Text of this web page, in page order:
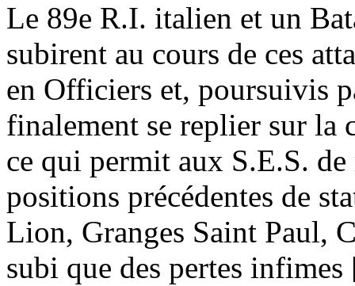
Le 89e R.I. italien et un
subirent au cours de ces
en Officiers et, poursuivis
finalement se replier sur la
ce qui permit aux S.E.S.
positions précédentes de
Lion, Granges Saint Paul,
subi que des pertes infimes